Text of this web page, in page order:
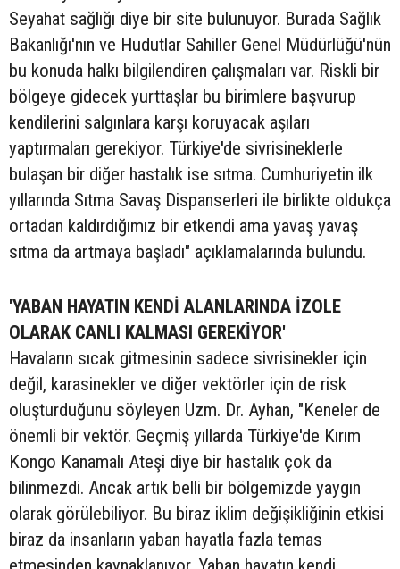
Seyahat sağlığı diye bir site bulunuyor. Burada Sağlık
Bakanlığı'nın ve Hudutlar Sahiller Genel Müdürlüğü'nün
bu konuda halkı bilgilendiren çalışmaları var. Riskli bir
bölgeye gidecek yurttaşlar bu birimlere başvurup
kendilerini salgınlara karşı koruyacak aşıları
yaptırmaları gerekiyor. Türkiye'de sivrisineklerle
bulaşan bir diğer hastalık ise sıtma. Cumhuriyetin ilk
yıllarında Sıtma Savaş Dispanserleri ile birlikte oldukça
ortadan kaldırdığımız bir etkendi ama yavaş yavaş
sıtma da artmaya başladı" açıklamalarında bulundu.
'YABAN HAYATIN KENDİ ALANLARINDA İZOLE
OLARAK CANLI KALMASI GEREKİYOR'
Havaların sıcak gitmesinin sadece sivrisinekler için
değil, karasinekler ve diğer vektörler için de risk
oluşturduğunu söyleyen Uzm. Dr. Ayhan, "Keneler de
önemli bir vektör. Geçmiş yıllarda Türkiye'de Kırım
Kongo Kanamalı Ateşi diye bir hastalık çok da
bilinmezdi. Ancak artık belli bir bölgemizde yaygın
olarak görülebiliyor. Bu biraz iklim değişikliğinin etkisi
biraz da insanların yaban hayatla fazla temas